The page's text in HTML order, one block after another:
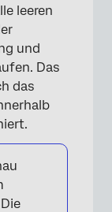
leeren
und
Das
das